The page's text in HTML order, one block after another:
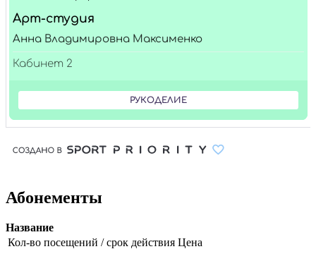
Абонементы
Название
Кол-во посещений / срок действия Цена